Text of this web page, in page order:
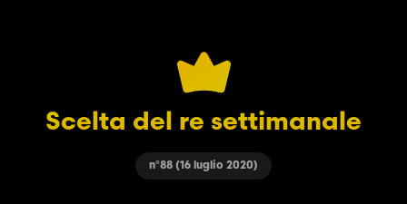
Scelta del re settimanale
n°88 (16 luglio 2020)